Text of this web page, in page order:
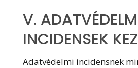
V.
INCIDENSEK
Adatvédelmi incidensnek